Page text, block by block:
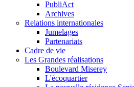
PubliAct
Archives
Relations internationales
Jumelages
Partenariats
Cadre de vie
Les Grandes réalisations
Boulevard Miserey
L'écoquartier